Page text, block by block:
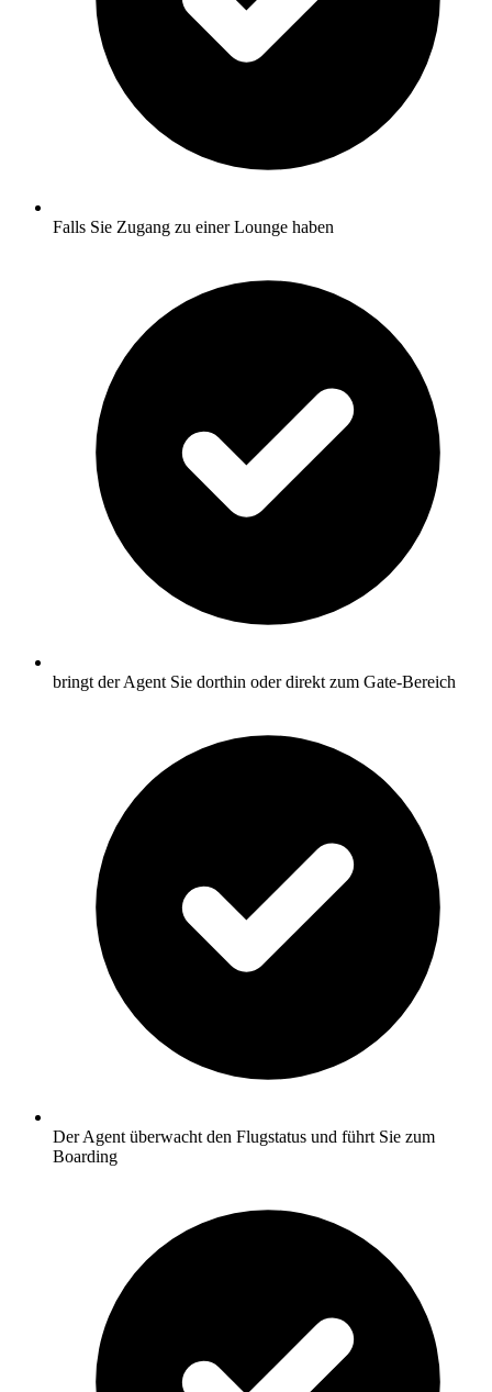
Falls Sie Zugang zu einer Lounge haben
bringt der Agent Sie dorthin oder direkt zum Gate-Bereich
Der Agent überwacht den Flugstatus und führt Sie zum
Boarding